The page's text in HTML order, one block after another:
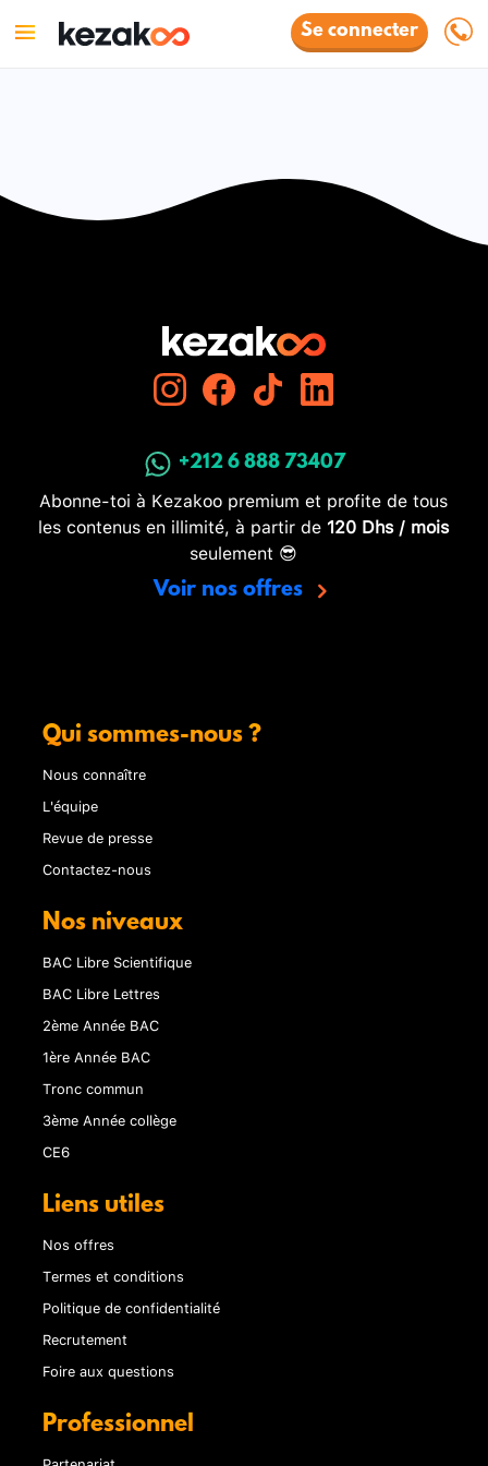
Se connecter
+212 6 888 73407
Abonne-toi à Kezakoo premium et profite de tous
les contenus en illimité, à partir de 120 Dhs / mois
seulement 😎
Voir nos offres
Qui sommes-nous ?
Nous connaître
L'équipe
Revue de presse
Contactez-nous
Nos niveaux
BAC Libre Scientifique
BAC Libre Lettres
2ème Année BAC
1ère Année BAC
Tronc commun
3ème Année collège
CE6
Liens utiles
Nos offres
Termes et conditions
Politique de confidentialité
Recrutement
Foire aux questions
Professionnel